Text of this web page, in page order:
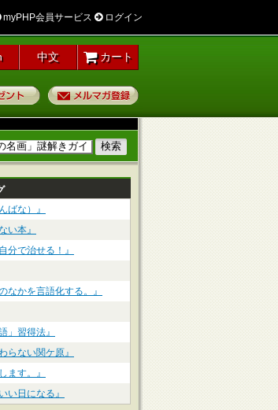
myPHP会員サービス ログイン
中文 カート
プレゼント
ばな）』
い本』
分で治せる！』
なかを言語化する。』
」習得法』
らない関ケ原』
ます。』
い日になる』